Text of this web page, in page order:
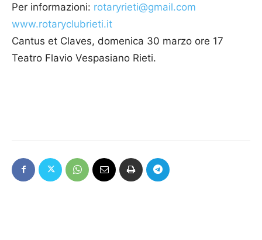
Per informazioni: rotaryrieti@gmail.com
www.rotaryclubrieti.it
Cantus et Claves, domenica 30 marzo ore 17
Teatro Flavio Vespasiano Rieti.